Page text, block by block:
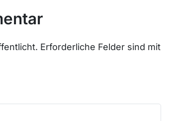
Erforderliche Felder sind mit